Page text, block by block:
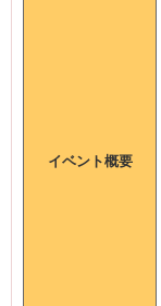
イベント概要